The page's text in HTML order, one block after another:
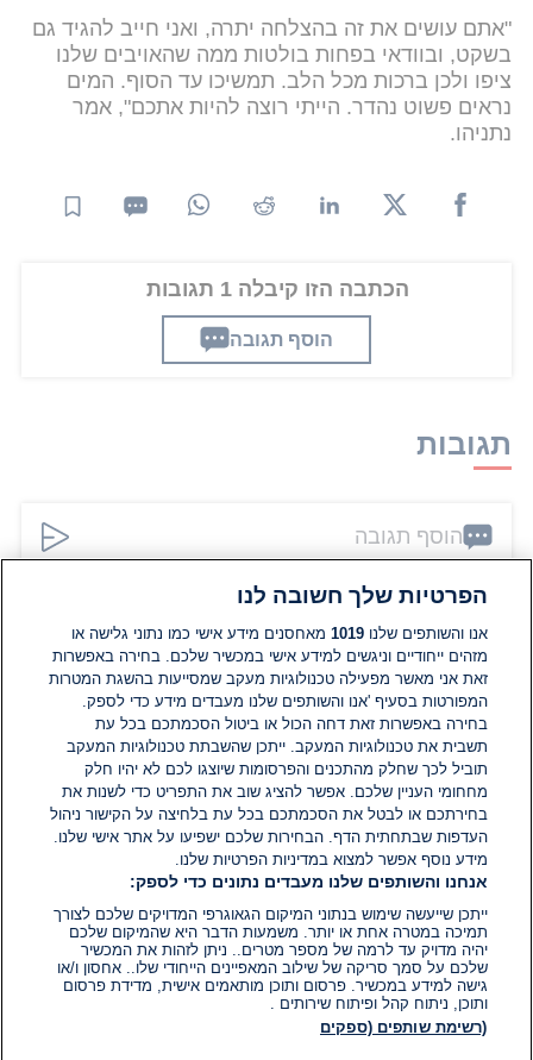
"אתם עושים את זה בהצלחה יתרה, ואני חייב להגיד גם
בשקט, ובוודאי בפחות בולטות ממה שהאויבים שלנו
ציפו ולכן ברכות מכל הלב. תמשיכו עד הסוף. המים
נראים פשוט נהדר. הייתי רוצה להיות אתכם", אמר
נתניהו.
הכתבה הזו קיבלה 1 תגובות
הוסף תגובה
תגובות
הוסף תגובה
יובל
20 במאי 2026
ברור למה לנתניהו היה חשוב לעצור את המשט. הוא רוצה
להיות היחידי שמתספק את חמאס ומחזק את חמאס,
ומאפשר לכאורה העברת אמלח וציוד דו שימושי. נתניהו לא
רוצה שותפים להצלחות. רק לכישלונות.
הגב 0
0
הפרטיות שלך חשובה לנו
אנו והשותפים שלנו1019 מאחסנים מידע אישי כמו נתוני גלישה או
מזהים ייחודיים וניגשים למידע אישי במכשיר שלכם. בחירה באפשרות
זאת אני מאשר מפעילה טכנולוגיות מעקב שמסייעות בהשגת המטרות
המפורטות בסעיף 'אנו והשותפים שלנו מעבדים מידע כדי לספק.
בחירה באפשרות זאת דחה הכול או ביטול הסכמתכם בכל עת
תשבית את טכנולוגיות המעקב. ייתכן שהשבתת טכנולוגיות המעקב
תוביל לכך שחלק מהתכנים והפרסומות שיוצגו לכם לא יהיו חלק
מחחומי העניין שלכם. אפשר להציג שוב את התפריט כדי לשנות את
בחירתכם או לבטל את הסכמתכם בכל עת בלחיצה על הקישור ניהול
העדפות שבתחתית הדף. הבחירות שלכם ישפיעו על אתר אישי שלנו.
מידע נוסף אפשר למצוא במדיניות הפרטיות שלנו.
אנחנו והשותפים שלנו מעבדים נתונים כדי לספק:
ייתכן שייעשה שימוש בנתוני המיקום הגאוגרפי המדויקים שלכם לצורך
תמיכה במטרה אחת או יותר. משמעות הדבר היא שהמיקום שלכם
יהיה מדויק עד לרמה של מספר מטרים.. ניתן לזהות את המכשיר
שלכם על סמך סריקה של שילוב המאפיינים הייחודי שלו.. אחסון ו/או
גישה למידע במכשיר. פרסום ותוכן מותאמים אישית, מדידת פרסום
ותוכן, ניתוח קהל ופיתוח שירותים .
(רשימת שותפים (ספקים